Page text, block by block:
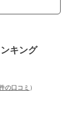
キング
の口コミ ）